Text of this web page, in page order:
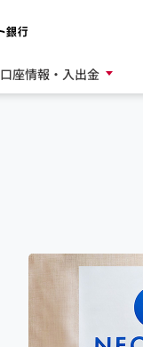
口座情報・入出金